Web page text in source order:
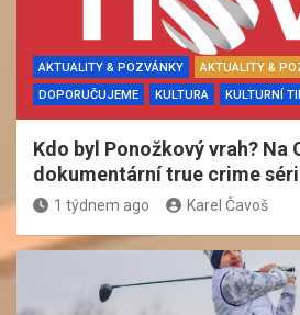
AKTUALITY & POZVÁNKY
AKTUALITY &
DOPORUČUJEME
KULTURA KULTURNÍ
Kdo byl Ponožkový vrah? Na
dokumentární true crime
1 týdnem ago Karel Čavoš